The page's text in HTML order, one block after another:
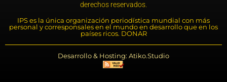
derechos reservados.
IPS es la única organización periodística mundial con más
personal y corresponsales en el mundo en desarrollo que en los
países ricos. DONAR
Desarrollo & Hosting: Atiko.Studio